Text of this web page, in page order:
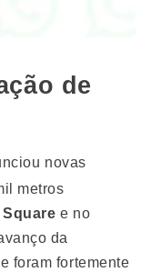
de
novas
metros
e no
da
foram fortemente